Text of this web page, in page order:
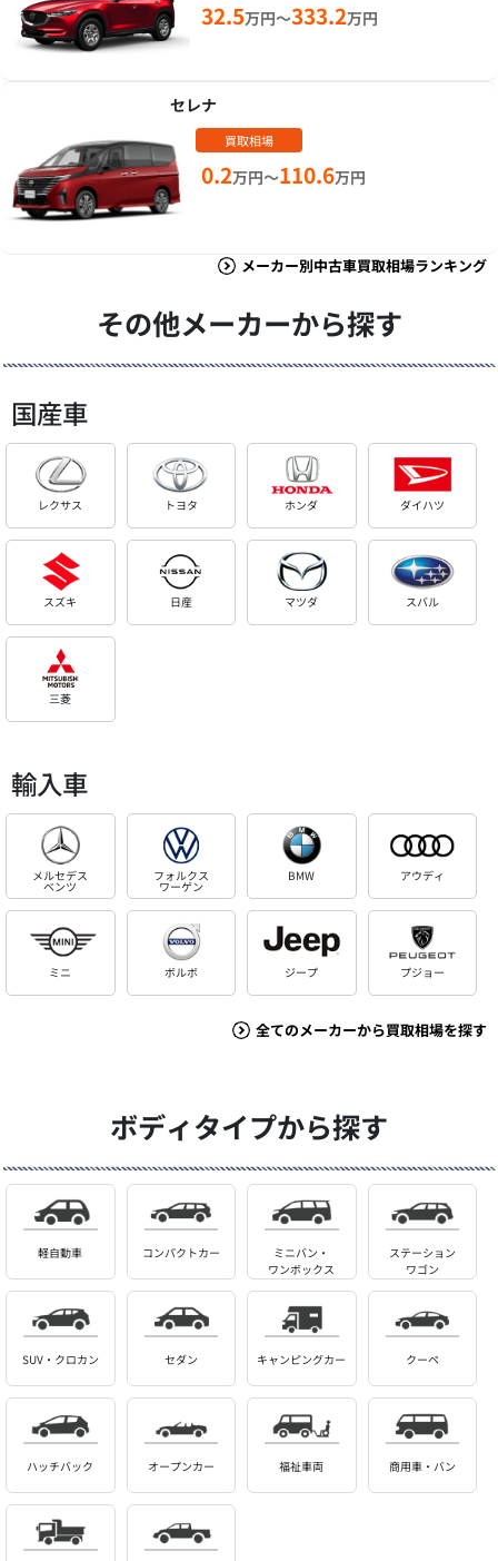
32.5万円～333.2万円
セレナ
買取相場
0.2万円～110.6万円
メーカー別中古車買取相場ランキング
その他メーカーから探す
国産車
レクサス トヨタ ホンダ ダイハツ
スズキ 日産 マツダ スバル
三菱
輸入車
メルセデス
ベンツ
フォルクス
ワーゲン
BMW アウディ
ミニ ボルボ ジープ プジョー
全てのメーカーから買取相場を探す
ボディタイプから探す
軽自動車 コンパクトカー
ミニバン・
ワンボックス
ステーション
ワゴン
SUV・クロカン セダン キャンピングカー クーペ
ハッチバック オープンカー 福祉車両 商用車・バン